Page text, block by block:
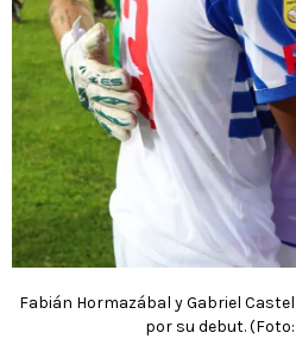
Fabián Hormazábal y Gabriel
por su debut. (Foto: